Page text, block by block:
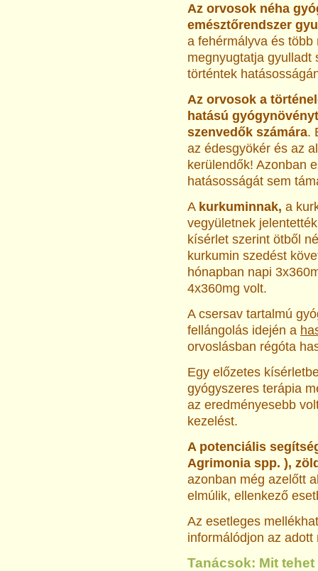
Az orvosok néha
emésztőrendszer
a fehérmályva és
megnyugtatja gyulladt
történtek
Az orvosok a
hatású
szenvedők számára.
az édesgyökér és az
kerülendők! Azonban
hatásosságát sem
A kurkuminnak, a
vegyületnek
kísérlet szerint ötből
kurkumin szedést
hónapban napi
4x360mg volt.
A csersav tartalmú
fellángolás idején a
orvoslásban régóta
Egy előzetes
gyógyszeres terápia
az eredményesebb
kezelést.
A potenciális
Agrimonia spp. ),
azonban még azelőtt
elmúlik, ellenkező
Az esetleges
informálódjon az
Tanácsok: Mit